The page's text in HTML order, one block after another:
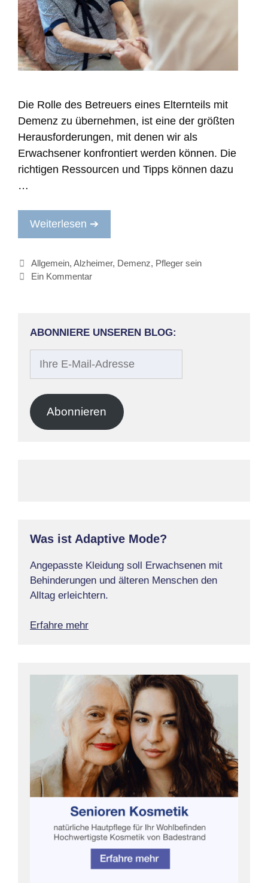
Die Rolle des Betreuers eines Elternteils mit
Demenz zu übernehmen, ist eine der größten
Herausforderungen, mit denen wir als
Erwachsener konfrontiert werden können. Die
richtigen Ressourcen und Tipps können dazu
…
Weiterlesen ➔
Kategorien
Allgemein,Alzheimer, Demenz, Pfleger sein
Ein Kommentar
ABONNIERE UNSEREN BLOG:
Adresse
Abonnieren
Was ist Adaptive Mode?
Angepasste Kleidung soll Erwachsenen mit
Behinderungen und älteren Menschen den
Alltag erleichtern.
Erfahre mehr